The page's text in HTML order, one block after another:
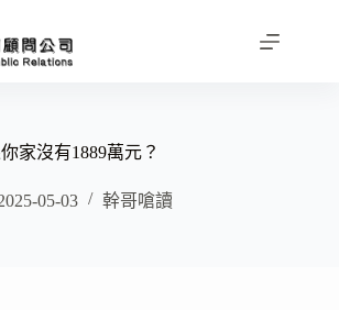
家沒有1889萬元？
05-03 幹哥嗆讀